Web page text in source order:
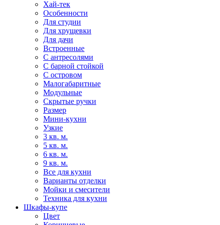
Хай-тек
Особенности
Для студии
Для хрущевки
Для дачи
Встроенные
С антресолями
С барной стойкой
С островом
Малогабаритные
Модульные
Скрытые ручки
Размер
Мини-кухни
Узкие
3 кв. м.
5 кв. м.
6 кв. м.
9 кв. м.
Все для кухни
Варианты отделки
Мойки и смесители
Техника для кухни
Шкафы-купе
Цвет